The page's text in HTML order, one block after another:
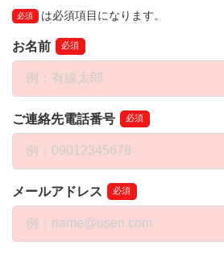
必須 は必須項目になります。
お名前 必須
ご連絡先電話番号 必須
メールアドレス 必須